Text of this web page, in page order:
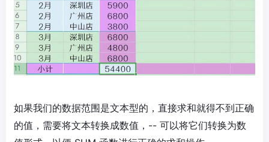
如果我们的数据范围是文本型的，直接求和就得不到正确
的值，需要将文本转换成数值，-- 可以将它们转换为数